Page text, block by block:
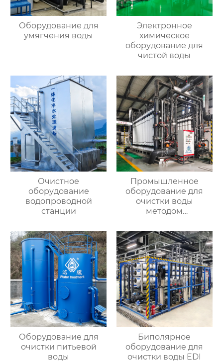
Оборудование для
умягчения воды
Электронное
химическое
оборудование для
чистой воды
Очистное
оборудование
водопроводной
станции
Промышленное
оборудование для
очистки воды
методом
Оборудование для
очистки питьевой
воды
Биполярное
оборудование для
очистки воды EDI